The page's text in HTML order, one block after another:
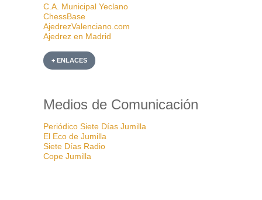
C.A. Municipal Yeclano
ChessBase
AjedrezValenciano.com
Ajedrez en Madrid
+ ENLACES
Medios de Comunicación
Periódico Siete Días Jumilla
El Eco de Jumilla
Siete Días Radio
Cope Jumilla